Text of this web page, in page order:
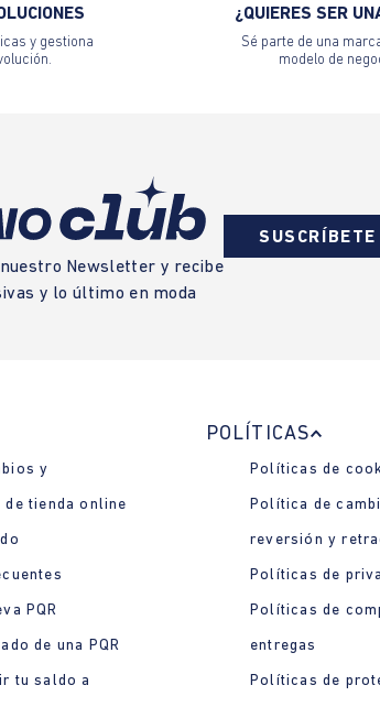
y gestiona
¿QUIERES SER
Sé parte de una
modelo de
Newsletter y recibe
y lo último en moda
SUSCRÍBETE
y
tienda online
PQR
de una PQR
tu saldo a
POLÍTICAS
Políticas de
Política de
reversión y
Políticas de
Políticas de
entregas
Políticas de